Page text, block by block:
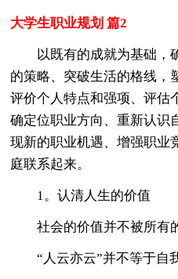
大学生职业规划 篇2
以既有的成就为基础，
的策略、突破生活的格线，
评价个人特点和强项、评估
确定位职业方向、重新认识
现新的职业机遇、增强职业
庭联系起来。
1。认清人生的价值
社会的价值并不被所有
“人云亦云”并不等于自